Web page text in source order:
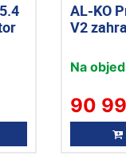
AL-KO
V2
Na
90